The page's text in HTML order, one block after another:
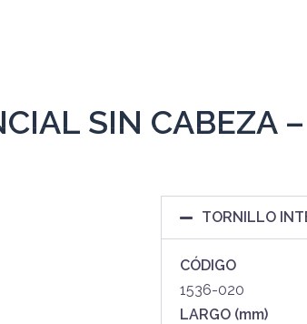
SIN CABEZA
TORNILLO
CÓDIGO
1536-020
LARGO (mm)